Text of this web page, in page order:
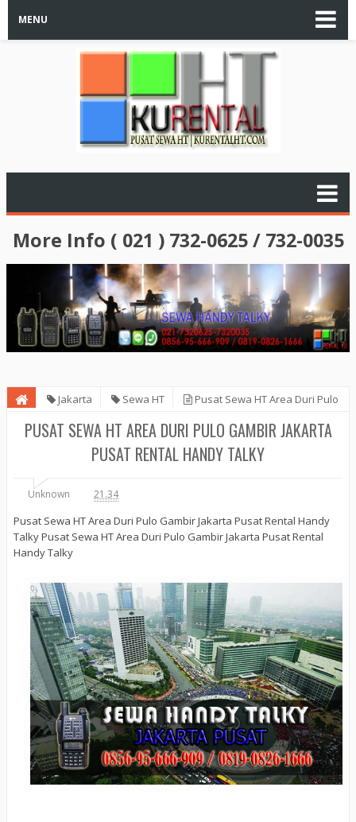
MENU
More Info ( 021 ) 732-0625 / 732-0035
Jakarta Sewa HT
Pusat Sewa HT Area Duri Pulo
Gambir Jakarta Pusat Rental Handy Talky
PUSAT SEWA HT AREA DURI PULO GAMBIR JAKARTA
PUSAT RENTAL HANDY TALKY
Unknown 21.34
Pusat Sewa HT Area Duri Pulo Gambir Jakarta Pusat Rental Handy
Talky Pusat Sewa HT Area Duri Pulo Gambir Jakarta Pusat Rental
Handy Talky